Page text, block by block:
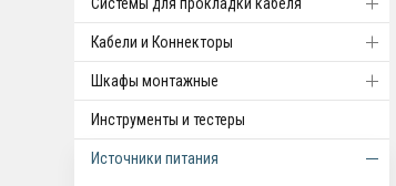
Кабели и Коннекторы
Шкафы монтажные
Инструменты и тестеры
Источники питания